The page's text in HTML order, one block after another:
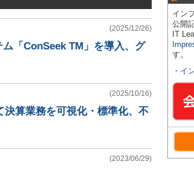
(2025/12/26)
「ConSeek TM」を導入、グ
(2025/10/16)
算業務を可視化・標準化、不
(2023/06/29)
イン
公開
IT
す。
・ イ